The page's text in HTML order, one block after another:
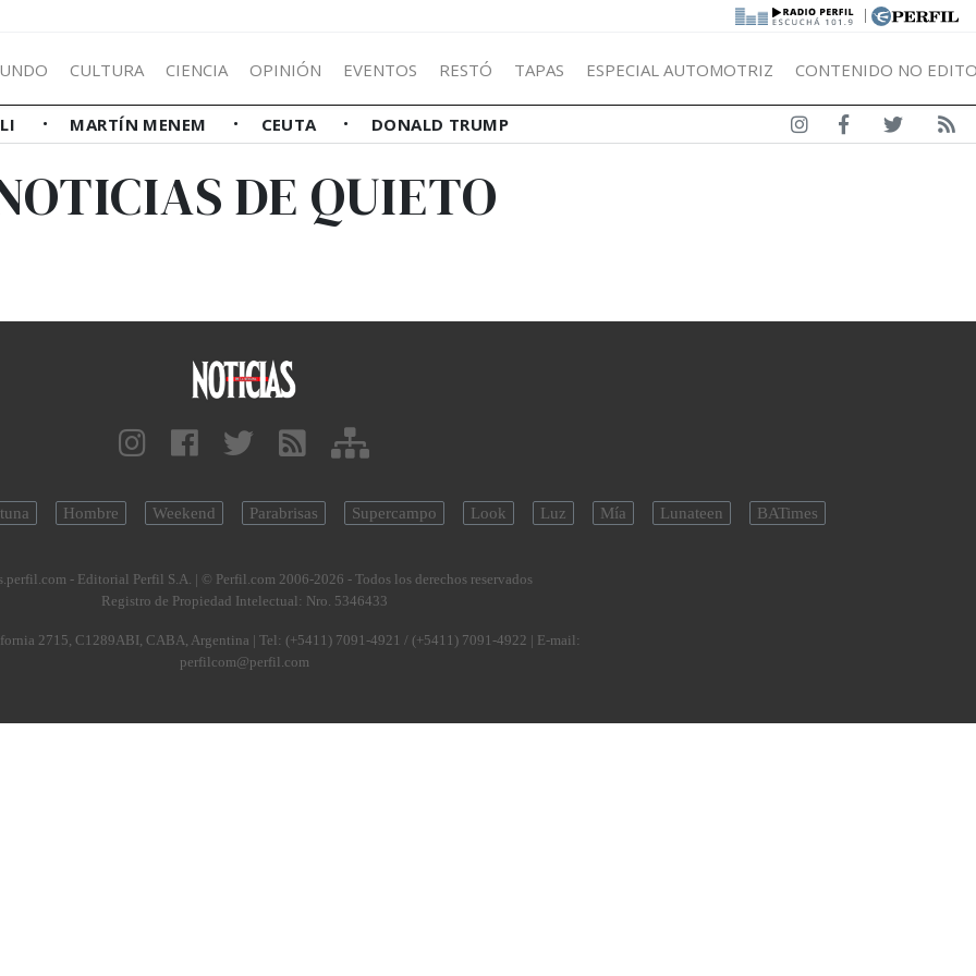
|
CULTURA CIENCIA OPINIÓN EVENTOS RESTÓ TAPAS ESPECIAL AUTOMOTRIZ CONTENIDO NO
MARTÍN MENEM CEUTA DONALD TRUMP
DE QUIETO
Hombre Weekend Parabrisas Supercampo Look Luz Mía Lunateen BATimes
- Editorial Perfil S.A. | © Perfil.com 2006-2026 - Todos los derechos reservados
Registro de Propiedad Intelectual: Nro. 5346433
2715, C1289ABI, CABA, Argentina | Tel: (+5411) 7091-4921 / (+5411) 7091-4922 | E-mail:
perfilcom@perfil.com